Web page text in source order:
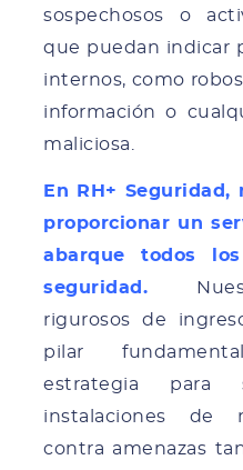
sospechosos o
que puedan indicar
internos, como
información o
maliciosa.
En RH+
proporcionar un
abarque todos
seguridad.
rigurosos de
pilar
estrategia para
instalaciones de
contra amenazas